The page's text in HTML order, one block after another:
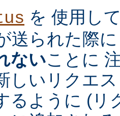
を 使用し
送られた際
ないことに
しいリクエ
るように (リ